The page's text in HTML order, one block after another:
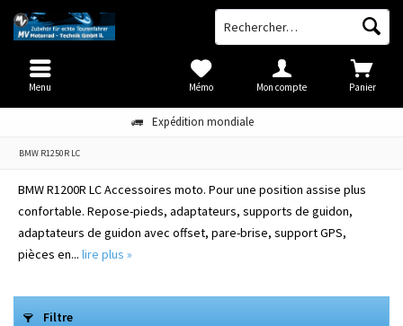
Expédition mondiale
Panier
Mémo Mon compte
Menu
BMW R1250R LC
BMW R1200R LC Accessoires moto. Pour une position assise plus
confortable. Repose-pieds, adaptateurs, supports de guidon,
adaptateurs de guidon avec offset, pare-brise, support GPS,
pièces en... lire plus »
Filtre